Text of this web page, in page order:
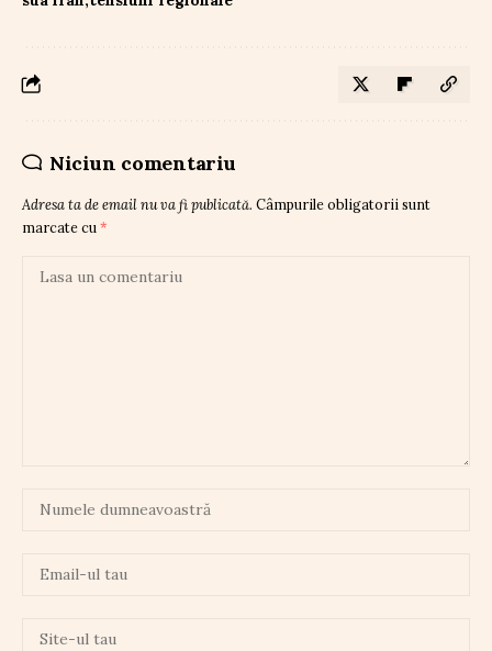
Niciun comentariu
Adresa ta de email nu va fi publicată. Câmpurile obligatorii sunt
marcate cu *